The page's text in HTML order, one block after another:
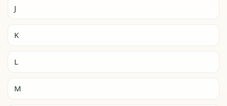
J
K
L
M